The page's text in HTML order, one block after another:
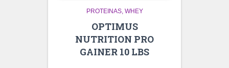
PROTEINAS WHEY
OPTIMUS
NUTRITION PRO
GAINER 10 LBS